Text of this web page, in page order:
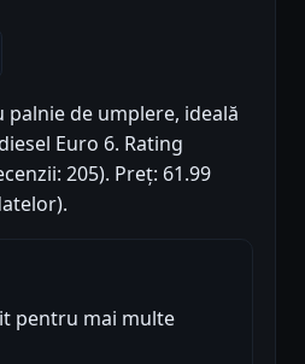
palnie de umplere, ideală
Euro 6. Rating
205). Preț: 61.99
pentru mai multe